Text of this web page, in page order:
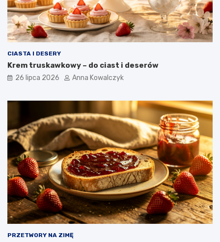
CIASTA I DESERY
Krem truskawkowy – do ciast i deserów
26 lipca 2026 Anna Kowalczyk
PRZETWORY NA ZIMĘ